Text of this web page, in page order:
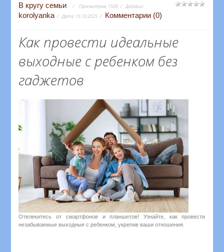
В кругу семьи Просмотров: 1589 Добавил:
korolyanka Дата: 15.10.2025 Комментарии (0)
Как провести идеальные
выходные с ребенком без
гаджетов
Отвлекитесь от смартфонов и планшетов! Узнайте, как провести
незабываемые выходные с ребенком, укрепив ваши отношения.